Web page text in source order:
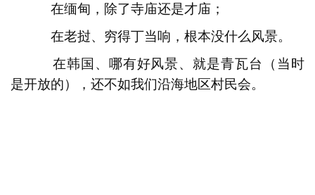
在缅甸，除了寺庙还是才庙；
在老挝、穷得丁当响，根本没什么风景。
在韩国、哪有好风景、就是青瓦台（当时
是开放的），还不如我们沿海地区村民会。